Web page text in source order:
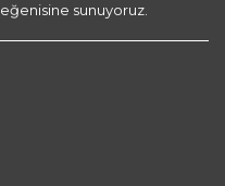
sunuyoruz.